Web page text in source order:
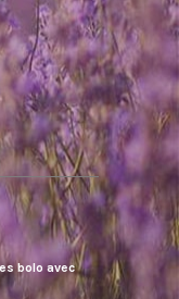
bolo avec